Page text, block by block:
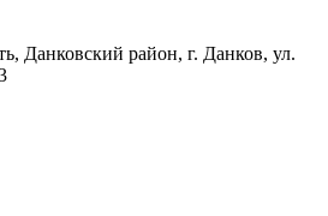
Данковский район, г. Данков, ул.